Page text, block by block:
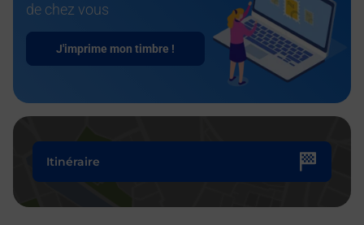
de chez vous
J'imprime mon timbre !
Itinéraire